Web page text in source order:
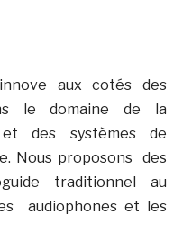
aux cotés des
le domaine de la
et des systèmes de
Nous proposons des
traditionnel au
audiophones et les